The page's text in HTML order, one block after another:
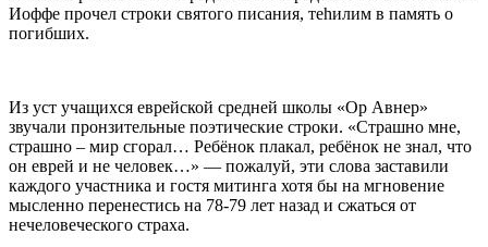
Иоффе прочел строки святого писания, теhилим в память о
погибших.
Из уст учащихся еврейской средней школы «Ор Авнер»
звучали пронзительные поэтические строки. «Страшно мне,
страшно – мир сгорал… Ребёнок плакал, ребёнок не знал, что
он еврей и не человек…» — пожалуй, эти слова заставили
каждого участника и гостя митинга хотя бы на мгновение
мысленно перенестись на 78-79 лет назад и сжаться от
нечеловеческого страха.